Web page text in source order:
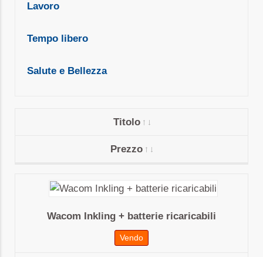
Lavoro
Tempo libero
Salute e Bellezza
Titolo
Prezzo
Wacom Inkling + batterie ricaricabili
Vendo